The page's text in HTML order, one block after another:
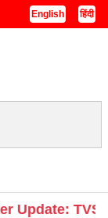
English हिंदी
TVS ने बढ़ाए